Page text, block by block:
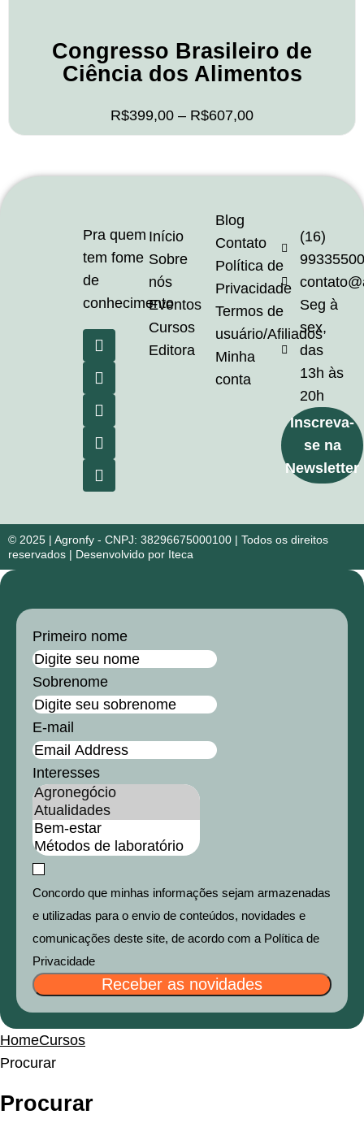
Congresso Brasileiro de
Ciência dos Alimentos
R$399,00 – R$607,00
Pra quem
tem fome
de
conhecimento
Início
Sobre
nós
Eventos
Cursos
Editora
Blog
Contato
Política de
Privacidade
Termos de
usuário/Afiliados
Minha
conta
(16)
Seg à
sex,
das
13h às
20h
Inscreva-
se na
Newsletter
© 2025 | Agronfy - CNPJ: 38296675000100 | Todos os direitos
reservados | Desenvolvido por Iteca
Primeiro nome
Sobrenome
E-mail
Interesses
Concordo que minhas informações sejam armazenadas
e utilizadas para o envio de conteúdos, novidades e
comunicações deste site, de acordo com a Política de
Privacidade
Receber as novidades
HomeCursos
Procurar
Procurar